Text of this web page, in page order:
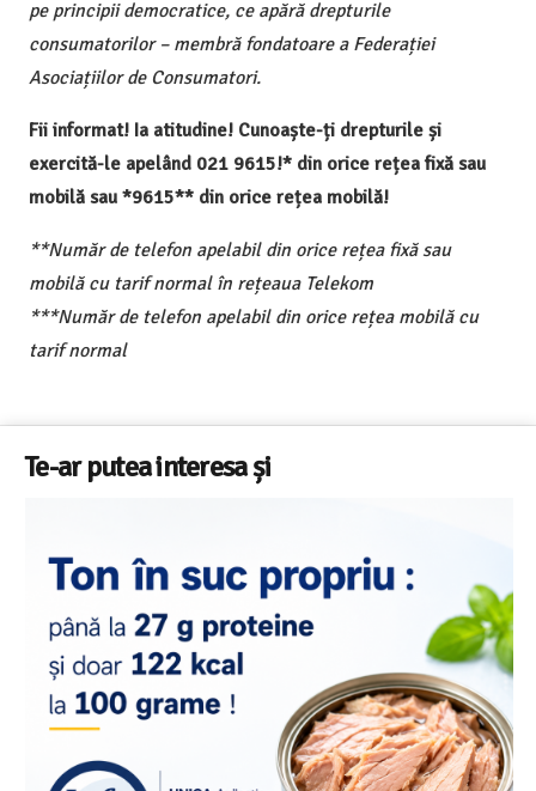
pe principii democratice, ce apără drepturile
consumatorilor – membră fondatoare a Federației
Asociațiilor de Consumatori.
Fii informat! Ia atitudine! Cunoaște-ți drepturile și
exercită-le apelând 021 9615!* din orice rețea fixă sau
mobilă sau *9615** din orice rețea mobilă!
**Număr de telefon apelabil din orice rețea fixă sau
mobilă cu tarif normal în rețeaua Telekom
***Număr de telefon apelabil din orice rețea mobilă cu
tarif normal
Te-ar putea interesa și